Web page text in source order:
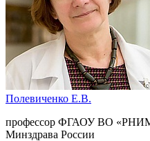
Полевиченко Е.В.
профессор ФГАОУ ВО
Минздрава России